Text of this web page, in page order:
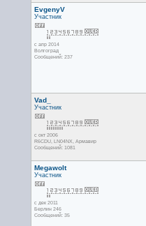
EvgenyV
Участник
с апр 2014
Волгоград
Сообщений: 237
Vad_
Участник
с окт 2006
R6CDU, LN04NX, Армавир
Сообщений: 1081
Megawolt
Участник
с дек 2011
Берлин 246
Сообщений: 35